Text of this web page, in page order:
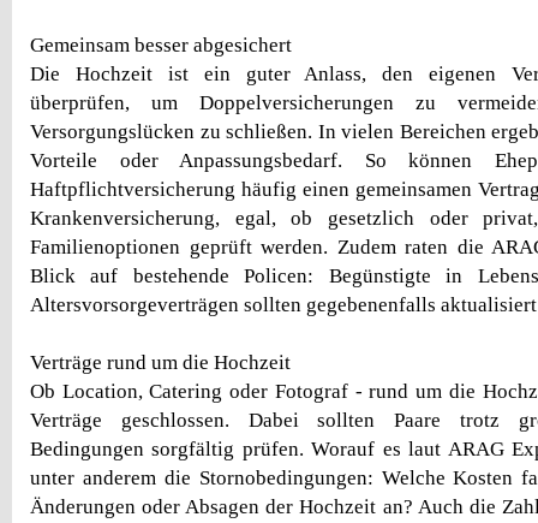
Gemeinsam besser abgesichert
Die Hochzeit ist ein guter Anlass, den eigenen
überprüfen, um Doppelversicherungen zu
Versorgungslücken zu schließen. In vielen Bereichen
Vorteile oder Anpassungsbedarf. So können
Haftpflichtversicherung häufig einen gemeinsamen
Krankenversicherung, egal, ob gesetzlich oder
Familienoptionen geprüft werden. Zudem raten die
Blick auf bestehende Policen: Begünstigte in
Altersvorsorgeverträgen sollten gegebenenfalls
Verträge rund um die Hochzeit
Ob Location, Catering oder Fotograf - rund um die
Verträge geschlossen. Dabei sollten Paare trotz
Bedingungen sorgfältig prüfen. Worauf es laut ARAG
unter anderem die Stornobedingungen: Welche Kosten
Änderungen oder Absagen der Hochzeit an? Auch die